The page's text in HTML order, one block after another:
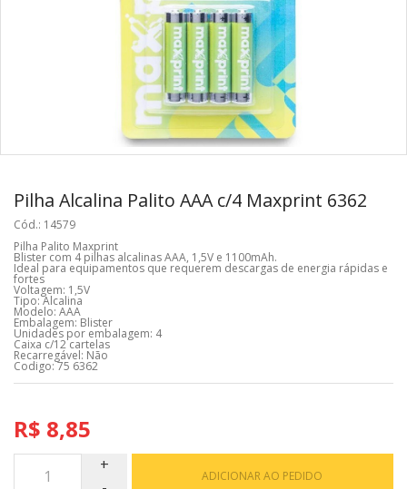
Pilha Alcalina Palito AAA c/4 Maxprint 6362
Cód.: 14579
Pilha Palito Maxprint
Blister com 4 pilhas alcalinas AAA, 1,5V e 1100mAh.
Ideal para equipamentos que requerem descargas de energia rápidas e
fortes
Voltagem: 1,5V
Tipo: Alcalina
Modelo: AAA
Embalagem: Blister
Unidades por embalagem: 4
Caixa c/12 cartelas
Recarregável: Não
Codigo: 75 6362
R$ 8,85
ADICIONAR AO PEDIDO